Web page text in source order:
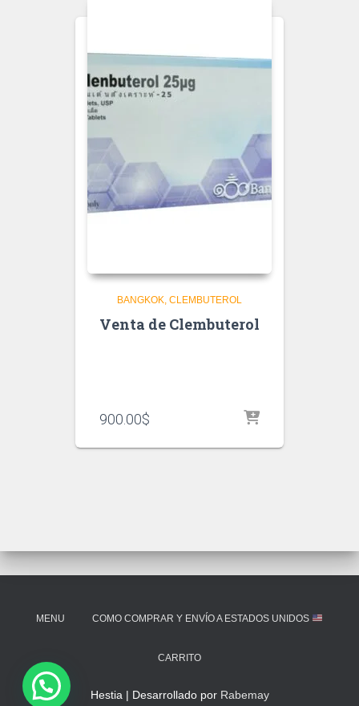
BANGKOK CLEMBUTEROL
Venta de Clembuterol
900.00$
MENU COMO COMPRAR Y ENVÍO A ESTADOS UNIDOS
CARRITO
Hestia | Desarrollado por Rabemay